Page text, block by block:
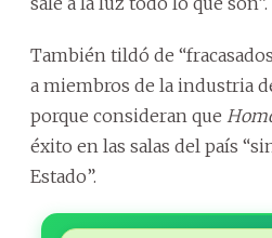
También tildó de
a miembros de la industria
porque consideran que
éxito en las salas del país
Estado”.